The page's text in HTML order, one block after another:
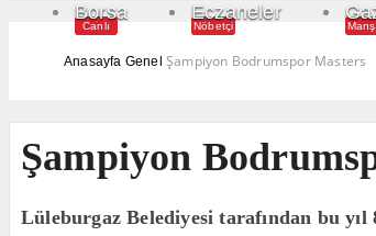
Borsa
Canlı
Eczaneler
Nöbetçi
Anasayfa Genel Şampiyon Bodrumspor Masters
Şampiyon
Lüleburgaz Belediyesi tarafından bu